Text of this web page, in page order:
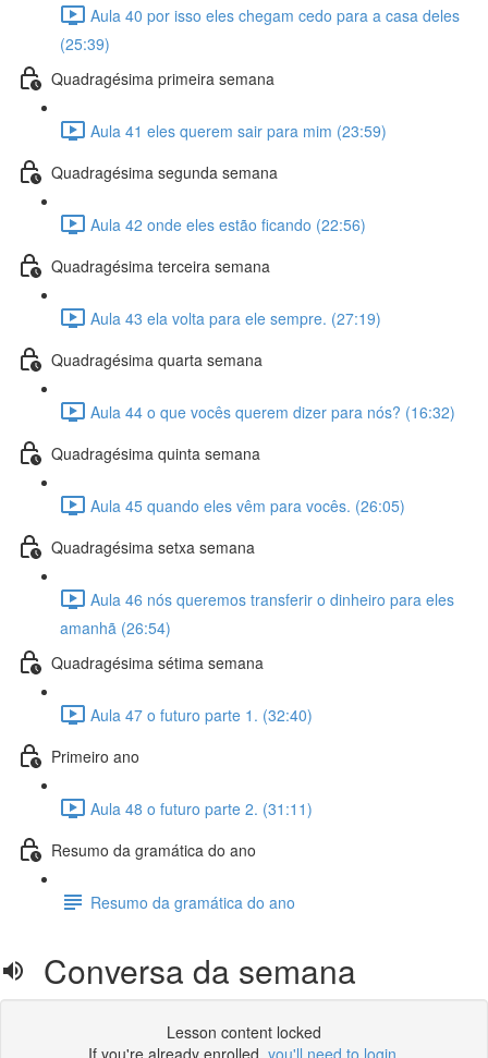
Aula 40 por isso eles chegam cedo para a casa deles
(25:39)
Quadragésima primeira semana
Aula 41 eles querem sair para mim (23:59)
Quadragésima segunda semana
Aula 42 onde eles estão ficando (22:56)
Quadragésima terceira semana
Aula 43 ela volta para ele sempre. (27:19)
Quadragésima quarta semana
Aula 44 o que vocês querem dizer para nós? (16:32)
Quadragésima quinta semana
Aula 45 quando eles vêm para vocês. (26:05)
Quadragésima setxa semana
Aula 46 nós queremos transferir o dinheiro para eles
amanhã (26:54)
Quadragésima sétima semana
Aula 47 o futuro parte 1. (32:40)
Primeiro ano
Aula 48 o futuro parte 2. (31:11)
Resumo da gramática do ano
Resumo da gramática do ano
Conversa da semana
Lesson content locked
If you're already enrolled, you'll need to login